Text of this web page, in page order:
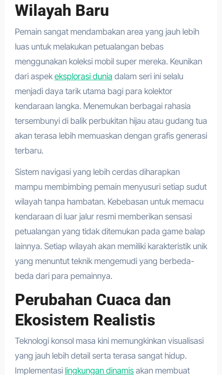
Wilayah Baru
Pemain sangat mendambakan area yang jauh lebih
luas untuk melakukan petualangan bebas
menggunakan koleksi mobil super mereka. Keunikan
dari aspek eksplorasi dunia dalam seri ini selalu
menjadi daya tarik utama bagi para kolektor
kendaraan langka. Menemukan berbagai rahasia
tersembunyi di balik perbukitan hijau atau gudang tua
akan terasa lebih memuaskan dengan grafis generasi
terbaru.
Sistem navigasi yang lebih cerdas diharapkan
mampu membimbing pemain menyusuri setiap sudut
wilayah tanpa hambatan. Kebebasan untuk memacu
kendaraan di luar jalur resmi memberikan sensasi
petualangan yang tidak ditemukan pada game balap
lainnya. Setiap wilayah akan memiliki karakteristik unik
yang menuntut teknik mengemudi yang berbeda-
beda dari para pemainnya.
Perubahan Cuaca dan
Ekosistem Realistis
Teknologi konsol masa kini memungkinkan visualisasi
yang jauh lebih detail serta terasa sangat hidup.
Implementasi lingkungan dinamisakan membuat